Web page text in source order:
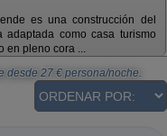
es una construcción del
adaptada como casa turismo
en pleno cora ...
desde 27€ persona/noche.